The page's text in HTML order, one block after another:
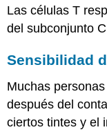
Las células T
del subconjunto
Sensibilidad
Muchas
después del
ciertos tintes y el